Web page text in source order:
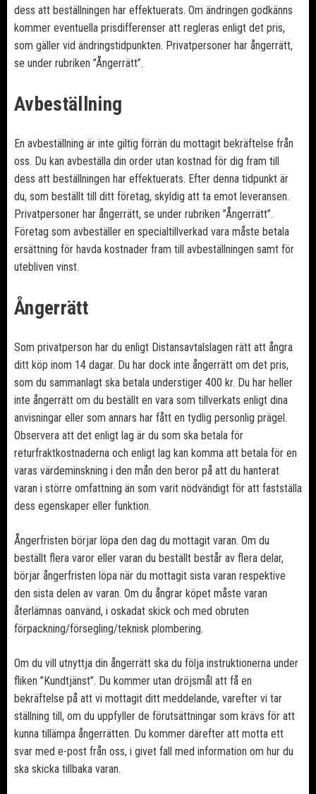
dess att beställningen har effektuerats. Om ändringen godkänns
kommer eventuella prisdifferenser att regleras enligt det pris,
som gäller vid ändringstidpunkten. Privatpersoner har ångerrätt,
se under rubriken ”Ångerrätt”.
Avbeställning
En avbeställning är inte giltig förrän du mottagit bekräftelse från
oss. Du kan avbeställa din order utan kostnad för dig fram till
dess att beställningen har effektuerats. Efter denna tidpunkt är
du, som beställt till ditt företag, skyldig att ta emot leveransen.
Privatpersoner har ångerrätt, se under rubriken ”Ångerrätt”.
Företag som avbeställer en specialtillverkad vara måste betala
ersättning för havda kostnader fram till avbeställningen samt för
utebliven vinst.
Ångerrätt
Som privatperson har du enligt Distansavtalslagen rätt att ångra
ditt köp inom 14 dagar. Du har dock inte ångerrätt om det pris,
som du sammanlagt ska betala understiger 400 kr. Du har heller
inte ångerrätt om du beställt en vara som tillverkats enligt dina
anvisningar eller som annars har fått en tydlig personlig prägel.
Observera att det enligt lag är du som ska betala för
returfraktkostnaderna och enligt lag kan komma att betala för en
varas värdeminskning i den mån den beror på att du hanterat
varan i större omfattning än som varit nödvändigt för att fastställa
dess egenskaper eller funktion.
Ångerfristen börjar löpa den dag du mottagit varan. Om du
beställt flera varor eller varan du beställt består av flera delar,
börjar ångerfristen löpa när du mottagit sista varan respektive
den sista delen av varan. Om du ångrar köpet måste varan
återlämnas oanvänd, i oskadat skick och med obruten
förpackning/försegling/teknisk plombering.
Om du vill utnyttja din ångerrätt ska du följa instruktionerna under
fliken ”Kundtjänst”. Du kommer utan dröjsmål att få en
bekräftelse på att vi mottagit ditt meddelande, varefter vi tar
ställning till, om du uppfyller de förutsättningar som krävs för att
kunna tillämpa ångerrätten. Du kommer därefter att motta ett
svar med e-post från oss, i givet fall med information om hur du
ska skicka tillbaka varan.